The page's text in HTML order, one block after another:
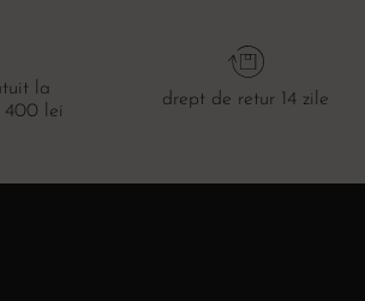
la
400 lei
drept de retur 14 zile